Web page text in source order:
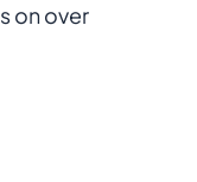
on over